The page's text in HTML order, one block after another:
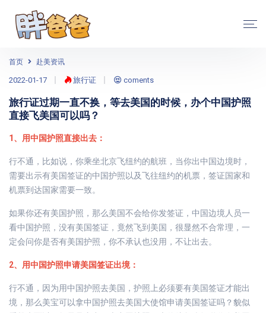
首页 赴美资讯
2022-01-17 旅行证 coments
旅行证过期一直不换，等去美国的时候，办个中国护照
直接飞美国可以吗？
1、用中国护照直接出去：
行不通，比如说，你乘坐北京飞纽约的航班，当你出中国边境时，
需要出示有美国签证的中国护照以及飞往纽约的机票，签证国家和
机票到达国家需要一致。
如果你还有美国护照，那么美国不会给你发签证，中国边境人员一
看中国护照，没有美国签证，竟然飞到美国，很显然不合常理，一
定会问你是否有美国护照，你不承认也没用，不让出去。
2、用中国护照申请美国签证出境：
行不通，因为用中国护照去美国，护照上必须要有美国签证才能出
境，那么美宝可以拿中国护照去美国大使馆申请美国签证吗？貌似